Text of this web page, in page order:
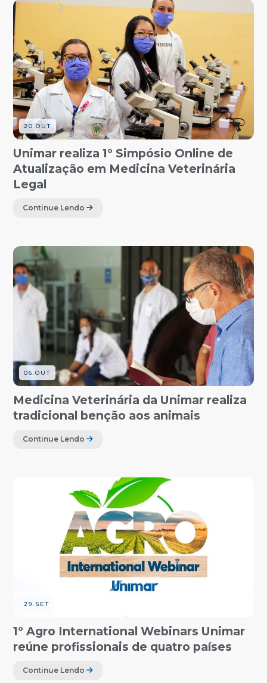
20.OUT
Unimar realiza 1º Simpósio Online de
Atualização em Medicina Veterinária
Legal
Continue Lendo
06.OUT
Medicina Veterinária da Unimar realiza
tradicional benção aos animais
Continue Lendo
29.SET
1º Agro International Webinars Unimar
reúne profissionais de quatro países
Continue Lendo